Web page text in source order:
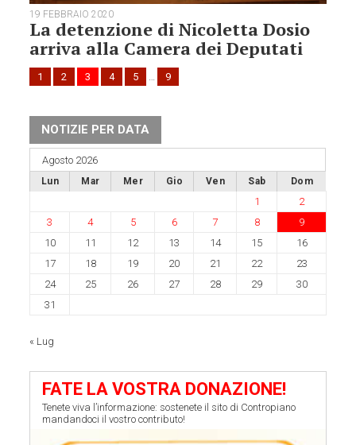
19 FEBBRAIO 2020
La detenzione di Nicoletta Dosio
arriva alla Camera dei Deputati
1 2 3 4 5 … 9
NOTIZIE PER DATA
Agosto 2026
Lun Mar Mer Gio Ven Sab Dom
1
2
3
4 5 6 7 8
9
10
11 12 13 14 15
16
17
18 19 20 21 22
23
24
25 26 27 28 29
30
31
« Lug
FATE LA VOSTRA DONAZIONE!
Tenete viva l’informazione: sostenete il sito di Contropiano
mandandoci il vostro contributo!